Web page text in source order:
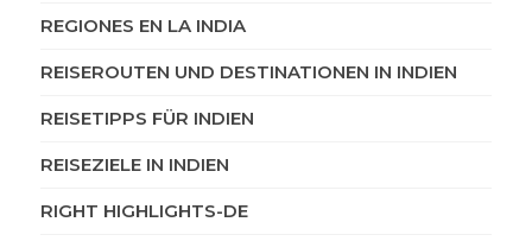
REGIONES EN LA INDIA
REISEROUTEN UND DESTINATIONEN IN INDIEN
REISETIPPS FÜR INDIEN
REISEZIELE IN INDIEN
RIGHT HIGHLIGHTS-DE